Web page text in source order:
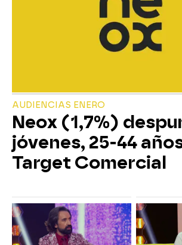
AUDIENCIAS ENERO
Neox (1,7%)
jóvenes, 25-44
Target Comercial